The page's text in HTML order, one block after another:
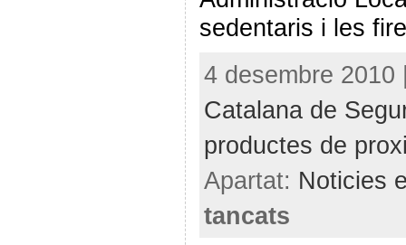
sedentaris i les
4 desembre
Catalana de
productes de
Apartat: Noticies
tancats